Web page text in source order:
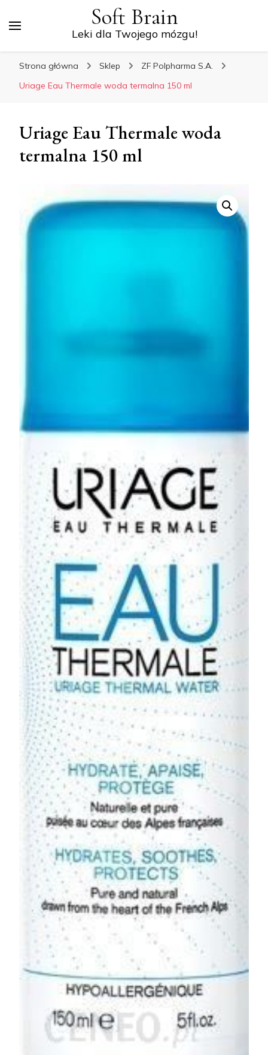
Soft Brain
Leki dla Twojego mózgu!
Strona główna Sklep
ZF Polpharma S.A.
Uriage Eau Thermale woda termalna 150 ml
Uriage Eau Thermale woda
termalna 150 ml